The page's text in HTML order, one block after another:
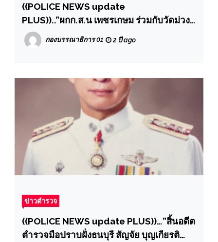
((POLICE NEWS update
PLUS))..”ผกก.ส.น เพชรเกษม ร่วมกับวัดม่วง
จัดกิจกรรมสวดเจริญพระพุทธมนต์เพื่อถวาย
พระพรชัยมงคลเนื่องในโอกาสพระราชพิธี
กองบรรณาธิการ 01 2 ปี ago
ข่าวตำรวจ
((POLICE NEWS update PLUS))…”สิ้นอดีต
ตำรวจมือปราบฝั่งธนบุรี สัญจัย บุญเกียรติ